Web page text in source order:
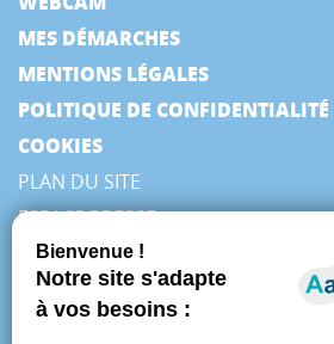
MES DÉMARCHES
MENTIONS LÉGALES
POLITIQUE DE CONFIDENTIALITÉ
COOKIES
PLAN DU SITE
ESPACE PRESSE